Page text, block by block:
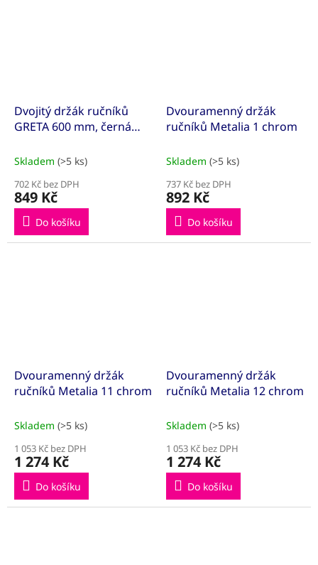
Dvojitý držák ručníků
GRETA 600 mm, černá
Skladem (>5 ks)
702 Kč bez DPH
849 Kč
Do košíku
Dvouramenný držák
ručníků Metalia 1 chrom
Skladem (>5 ks)
737 Kč bez DPH
892 Kč
Do košíku
Dvouramenný držák
ručníků Metalia 11 chrom
Skladem (>5 ks)
1 053 Kč bez DPH
1 274 Kč
Do košíku
Dvouramenný držák
ručníků Metalia 12 chrom
Skladem (>5 ks)
1 053 Kč bez DPH
1 274 Kč
Do košíku